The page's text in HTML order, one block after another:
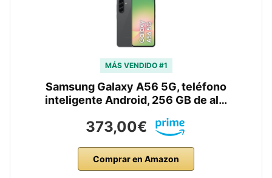
MÁS VENDIDO #1
Samsung Galaxy A56 5G, teléfono
inteligente Android, 256 GB de al…
373,00€
Comprar en Amazon